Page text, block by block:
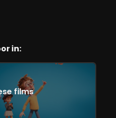
in:
films